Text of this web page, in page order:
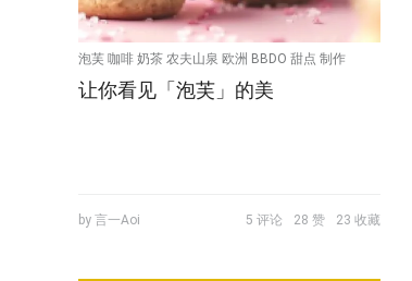
泡芙 咖啡 奶茶 农夫山泉 欧洲 BBDO 甜点 制作
让你看见「泡芙」的美
by 言一Aoi 5 评论 28 赞 23 收藏